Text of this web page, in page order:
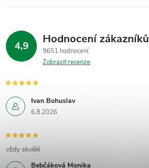
4,9 Hodnocení zákazníků
9651 hodnocení
Zobrazit recenze
Ivan Bohuslav
6.8.2026
Bebčáková Monika
vždy skvělé